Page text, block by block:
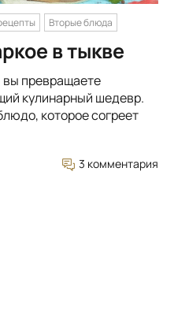
Вторые блюда
в тыкве
вы превращаете
кулинарный шедевр.
которое согреет
3 комментария